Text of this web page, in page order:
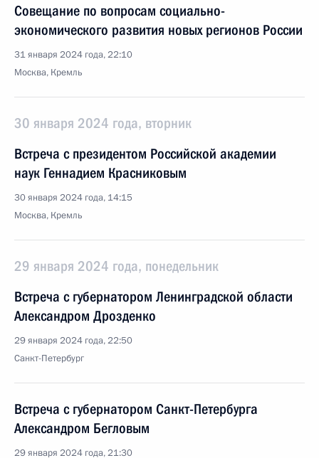
Совещание по вопросам социально-
экономического развития новых регионов России
31 января 2024 года, 22:10
Москва, Кремль
30 января 2024 года, вторник
Встреча с президентом Российской академии
наук Геннадием Красниковым
30 января 2024 года, 14:15
Москва, Кремль
29 января 2024 года, понедельник
Встреча с губернатором Ленинградской области
Александром Дрозденко
29 января 2024 года, 22:50
Санкт-Петербург
Встреча с губернатором Санкт-Петербурга
Александром Бегловым
29 января 2024 года, 21:30